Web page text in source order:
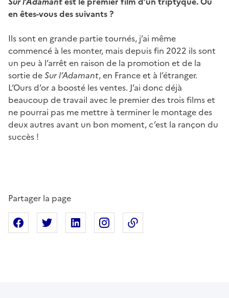
en êtes-vous des suivants ?
Ils sont en grande partie tournés, j’ai même
commencé à les monter, mais depuis fin 2022 ils sont
un peu à l’arrêt en raison de la promotion et de la
sortie de Sur l’Adamant, en France et à l’étranger.
L’Ours d’or a boosté les ventes. J’ai donc déjà
beaucoup de travail avec le premier des trois films et
ne pourrai pas me mettre à terminer le montage des
deux autres avant un bon moment, c’est la rançon du
succès !
Partager la page
Partager sur Facebook
Partager sur XPartager sur Linkedin
Partager sur Instagram